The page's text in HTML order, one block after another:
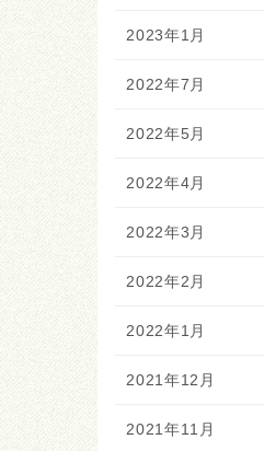
2023年1月
2022年7月
2022年5月
2022年4月
2022年3月
2022年2月
2022年1月
2021年12月
2021年11月